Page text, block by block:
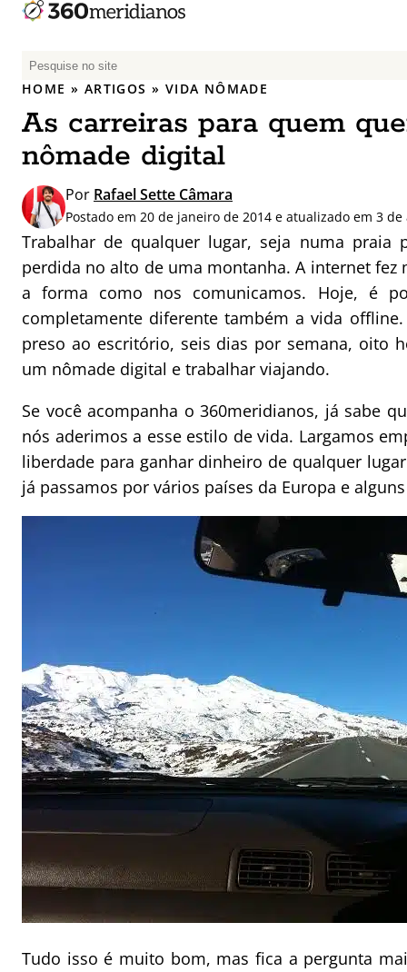
P
e
q
u
i
s
a
r
o
r
:
HOME » ARTIGOS » VIDA NÔMADE
As carreiras para quem
nômade digital
Por Rafael Sette Câmara
Postado em 20 de janeiro de 2014 e atualizado em 3
Trabalhar de qualquer lugar, seja numa praia
perdida no alto de uma montanha. A internet
a forma como nos comunicamos. Hoje, é
completamente diferente também a vida
preso ao escritório, seis dias por semana, oito
um nômade digital e trabalhar viajando.
Se você acompanha o 360meridianos, já sabe
nós aderimos a esse estilo de vida. Largamos
liberdade para ganhar dinheiro de qualquer
já passamos por vários países da Europa e
Tudo isso é muito bom, mas fica a pergunta